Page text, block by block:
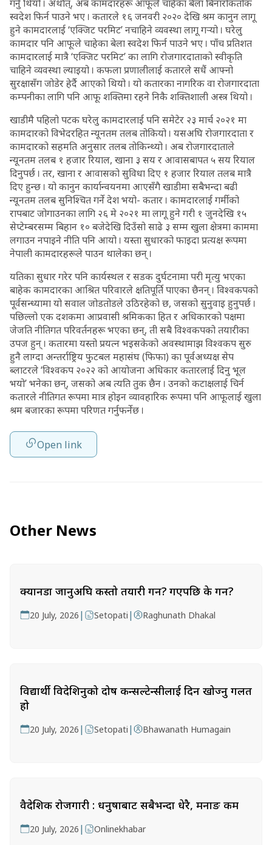
गर्नु थियो । अर्थात्, अब कामदारहरू आफूले चाहेका बेला बिनारोकतोक
स्वदेश फिर्न पाउने भए । कतारले १६ जनवरी २०२० देखि श्रम कानुन लागू
हुने कामदारलाई ‘एक्जिट परमिट’ नचाहिने व्यवस्था लागू गर्‍यो । घरेलु
कामदार पनि आफूले चाहेका बेला स्वदेश फिर्न पाउने भए । पाँच प्रतिशत
कामदारलाई मात्रै ‘एक्जिट परमिट’ का लागि रोजगारदाताको स्वीकृति
चाहिने व्यवस्था ल्याइयो । कफला प्रणालीलाई कतारले सधैं आफ्नो
सुरक्षासँग जोडेर हेर्दै आएको थियो । यो कतारका नागरिक वा रोजगारदाता
कम्पनीका लागि पनि आफू शक्तिमा रहने निकै शक्तिशाली अस्त्र थियो ।
खाडीमै पहिलो पटक घरेलु कामदारलाई पनि समेटेर २३ मार्च २०२१ मा
कामदारको विभेदरहित न्यूनतम तलब तोकियो । यसअघि रोजगारदाता र
कामदारको सहमति अनुसार तलब तोकिन्थ्यो । अब रोजगारदाताले
न्यूनतम तलब १ हजार रियाल, खाना ३ सय र आवासबापत ५ सय रियाल
दिनुपर्छ । तर, खाना र आवासको सुविधा दिए १ हजार रियाल तलब मात्रै
दिए हुन्छ । यो कानुन कार्यान्वयनमा आएसँगै खाडीमा सबैभन्दा बढी
न्यूनतम तलब सुनिश्चित गर्ने देश भयो- कतार । कामदारलाई गर्मीको
रापबाट जोगाउनका लागि २६ मे २०२१ मा लागू हुने गरी १ जुनदेखि १५
सेप्टेम्बरसम्म बिहान १० बजेदेखि दिउँसो साढे ३ सम्म खुला क्षेत्रमा काममा
लगाउन नपाइने नीति पनि आयो । यस्ता सुधारको फाइदा प्रत्यक्ष रूपमा
नेपाली कामदारहरूले पाउन थालेका छन् ।
यतिका सुधार गरेर पनि कार्यस्थल र सडक दुर्घटनामा परी मृत्यु भएका
बाहेक कामदारका आश्रित परिवारले क्षतिपूर्ति पाएका छैनन् । विश्वकपको
पूर्वसन्ध्यामा यो सवाल जोडतोडले उठिरहेको छ, जसको सुनुवाइ हुनुपर्छ ।
पछिल्लो एक दशकमा आप्रवासी श्रमिकका हित र अधिकारको पक्षमा
जेजति नीतिगत परिवर्तनहरू भएका छन्, ती सबै विश्वकपको तयारीका
उपज हुन् । कतारमा यस्तो प्रयत्न भइसकेको अवस्थामाझ विश्वकप सुरु
हुनै लाग्दा अन्तर्राष्ट्रिय फुटबल महासंघ (फिफा) का पूर्वअध्यक्ष सेप
ब्लाटरले ‘विश्वकप २०२२ को आयोजना अधिकार कतारलाई दिनु भूल
भयो’ भनेका छन्, जसको अब त्यति तुक छैन । उनको कटाक्षलाई चिर्न
कतारले नीतिगत रूपमा मात्र होइन व्यावहारिक रूपमा पनि आफूलाई खुला
श्रम बजारका रूपमा परिणत गर्नुफर्नेछ ।
Open link
Other News
क्यानडा जानुअघि कस्तो तयारी गर्ने? गएपछि के गर्ने?
20 July, 2026 | Setopati | Raghunath Dhakal
विद्यार्थी विदेशिनुको दोष कन्सल्टेन्सीलाई दिन खोज्नु गलत
हो
20 July, 2026 | Setopati | Bhawanath Humagain
वैदेशिक रोजगारी : धनुषाबाट सबैभन्दा धेरै, मनाङ कम
20 July, 2026 | Onlinekhabar